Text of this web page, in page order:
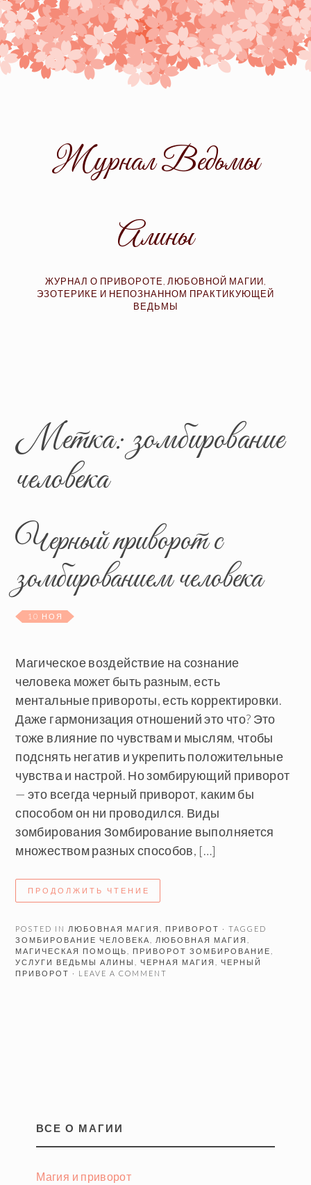
Skip
to
content
Журнал Ведьмы
Алины
ЖУРНАЛ О ПРИВОРОТЕ, ЛЮБОВНОЙ МАГИИ,
ЭЗОТЕРИКЕ И НЕПОЗНАННОМ ПРАКТИКУЮЩЕЙ
ВЕДЬМЫ
Метка:зомбирование
человека
Черный приворот с
зомбированием человека
10 НОЯ
Магическое воздействие на сознание
человека может быть разным, есть
ментальные привороты, есть корректировки.
Даже гармонизация отношений это что? Это
тоже влияние по чувствам и мыслям, чтобы
подснять негатив и укрепить положительные
чувства и настрой. Но зомбирующий приворот
— это всегда черный приворот, каким бы
способом он ни проводился. Виды
зомбирования Зомбирование выполняется
множеством разных способов, […]
ПРОДОЛЖИТЬ ЧТЕНИЕ
POSTED IN ЛЮБОВНАЯ МАГИЯ ПРИВОРОТ · TAGGED
ЗОМБИРОВАНИЕ ЧЕЛОВЕКА
ЛЮБОВНАЯ МАГИЯ
МАГИЧЕСКАЯ ПОМОЩЬ
ПРИВОРОТ ЗОМБИРОВАНИЕ
УСЛУГИ ВЕДЬМЫ АЛИНЫ
,ЧЕРНАЯ МАГИЯ ,ЧЕРНЫЙ
ПРИВОРОТ · LEAVE A COMMENT
ВСЕ О МАГИИ
Магия и приворот